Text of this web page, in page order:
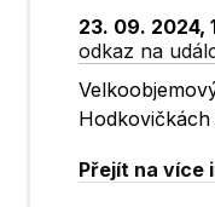
23. 09. 2024,
odkaz na
Přejít na více